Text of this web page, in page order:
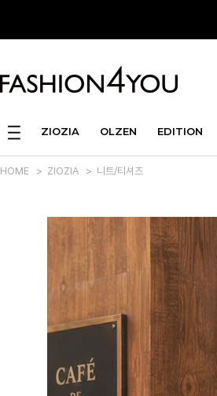
ZIOZIA OLZEN EDITION
HOME > ZIOZIA > 니트/티셔츠